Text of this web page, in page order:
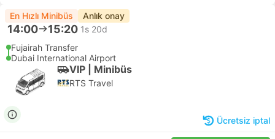
En Hızlı Minibüs Anlık onay
14:00 15:20 1s 20d
Fujairah Transfer
Dubai International Airport
VIP | Minibüs
RTS Travel
Ücretsiz iptal